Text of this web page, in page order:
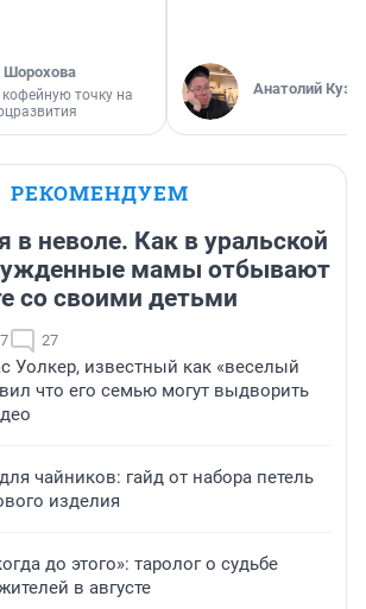
Шорохова
точку на
Анатолий
РЕКОМЕНДУЕМ
в неволе. Как в уральской
мамы отбывают
со своими детьми
27
Уолкер, известный как «веселый
что его семью могут выдворить
чайников: гайд от набора петель
изделия
до этого»: таролог о судьбе
в августе